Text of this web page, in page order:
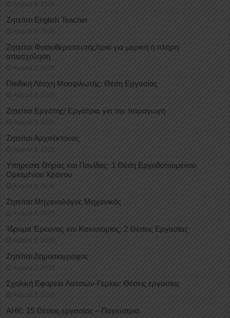
August 4, 2026
Ζητείται English Teacher
August 4, 2026
Ζητείται Φυσιοθεραπευτής/τρια για μερική ή πλήρη
απασχόληση
August 3, 2026
Παιδική Λέσχη Μοσφιλωτής: Θέση Εργασίας
August 3, 2026
Ζητείται Εργάτης/ Εργάτρια για την παραγωγή
August 3, 2026
Ζητείται Αρχιτέκτονας
August 3, 2026
Υπηρεσία Θήρας και Πανίδας: 1 Θέση Eργοδοτουμένου
Oρισμένου Xρόνου
August 3, 2026
Ζητείται Μηχανολόγος Μηχανικός
August 3, 2026
Ίδρυμα Έρευνας και Καινοτομίας: 2 Θέσεις Εργασίας
August 3, 2026
Ζητείται Δημοσιογράφος
August 3, 2026
Σχολική Εφορεία Λατσιών-Γερίου: Θέσεις εργασίας
August 3, 2026
ΑΗΚ: 15 Θέσεις εργασίας – Παγκύπρια